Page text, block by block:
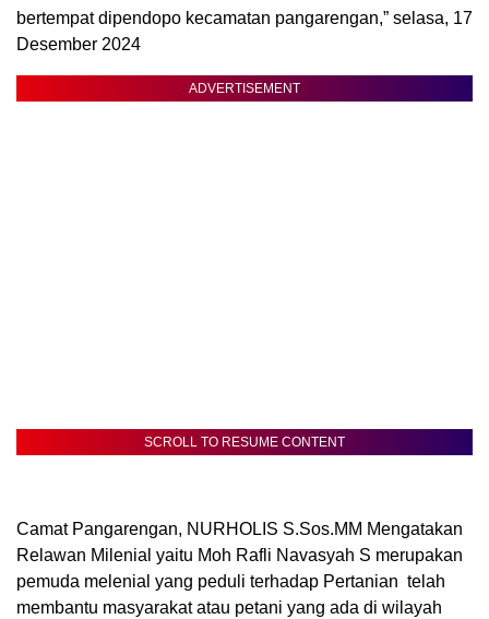
bertempat dipendopo kecamatan pangarengan,” selasa, 17
Desember 2024
ADVERTISEMENT
SCROLL TO RESUME CONTENT
Camat Pangarengan, NURHOLIS S.Sos.MM Mengatakan
Relawan Milenial yaitu Moh Rafli Navasyah S merupakan
pemuda melenial yang peduli terhadap Pertanian telah
membantu masyarakat atau petani yang ada di wilayah